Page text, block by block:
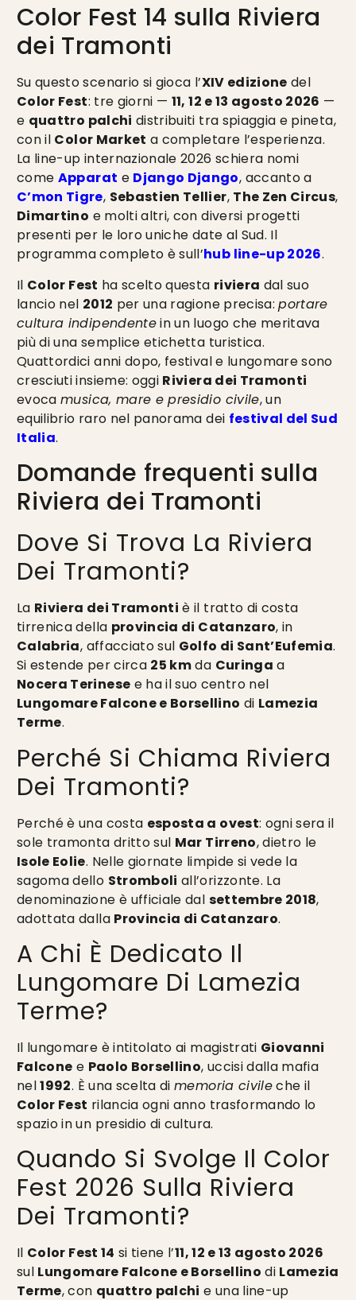
Color Fest 14 sulla Riviera
dei Tramonti
Su questo scenario si gioca l’XIV edizione del
Color Fest: tre giorni — 11, 12 e 13 agosto 2026 —
e quattro palchi distribuiti tra spiaggia e pineta,
con il Color Market a completare l’esperienza.
La line-up internazionale 2026 schiera nomi
come Apparat e Django Django, accanto a
C’mon Tigre, Sebastien Tellier, The Zen Circus,
Dimartino e molti altri, con diversi progetti
presenti per le loro uniche date al Sud. Il
programma completo è sull’hub line-up 2026.
Il Color Fest ha scelto questa riviera dal suo
lancio nel 2012 per una ragione precisa:portare
cultura indipendentein un luogo che meritava
più di una semplice etichetta turistica.
Quattordici anni dopo, festival e lungomare sono
cresciuti insieme: oggi Riviera dei Tramonti
evocamusica, mare e presidio civile, un
equilibrio raro nel panorama dei festival del Sud
Italia.
Domande frequenti sulla
Riviera dei Tramonti
Dove Si Trova La Riviera
Dei Tramonti?
La Riviera dei Tramonti è il tratto di costa
tirrenica della provincia di Catanzaro, in
Calabria, affacciato sul Golfo di Sant’Eufemia.
Si estende per circa 25 kmda Curinga a
Nocera Terinese e ha il suo centro nel
Lungomare Falcone e Borsellino di Lamezia
Terme.
Perché Si Chiama Riviera
Dei Tramonti?
Perché è una costa esposta a ovest: ogni sera il
sole tramonta dritto sul Mar Tirreno, dietro le
Isole Eolie. Nelle giornate limpide si vede la
sagoma dello Stromboli all’orizzonte. La
denominazione è ufficiale dal settembre 2018,
adottata dalla Provincia di Catanzaro.
A Chi È Dedicato Il
Lungomare Di Lamezia
Terme?
Il lungomare è intitolato ai magistrati Giovanni
Falcone e Paolo Borsellino, uccisi dalla mafia
nel1992. È una scelta dimemoria civileche il
Color Fest rilancia ogni anno trasformando lo
spazio in un presidio di cultura.
Quando Si Svolge Il Color
Fest 2026 Sulla Riviera
Dei Tramonti?
Il Color Fest 14 si tiene l’11, 12 e 13 agosto 2026
sul Lungomare Falcone e Borsellino di Lamezia
Terme, con quattro palchi e una line-up